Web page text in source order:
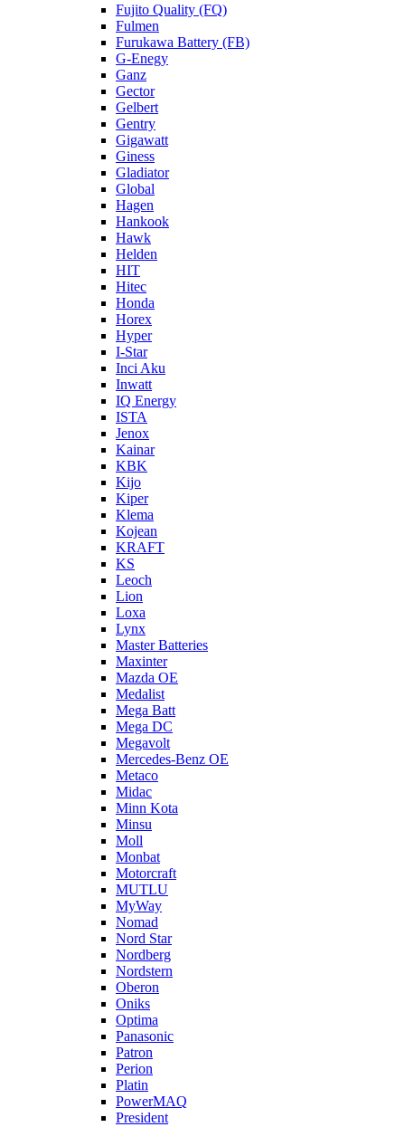
Fujito Quality (FQ)
Fulmen
Furukawa Battery (FB)
G-Enegy
Ganz
Gector
Gelbert
Gentry
Gigawatt
Giness
Gladiator
Global
Hagen
Hankook
Hawk
Helden
HIT
Hitec
Honda
Horex
Hyper
I-Star
Inci Aku
Inwatt
IQ Energy
ISTA
Jenox
Kainar
KBK
Kijo
Kiper
Klema
Kojean
KRAFT
KS
Leoch
Lion
Loxa
Lynx
Master Batteries
Maxinter
Mazda OE
Medalist
Mega Batt
Mega DC
Megavolt
Mercedes-Benz OE
Metaco
Midac
Minn Kota
Minsu
Moll
Monbat
Motorcraft
MUTLU
MyWay
Nomad
Nord Star
Nordberg
Nordstern
Oberon
Oniks
Optima
Panasonic
Patron
Perion
Platin
PowerMAQ
President